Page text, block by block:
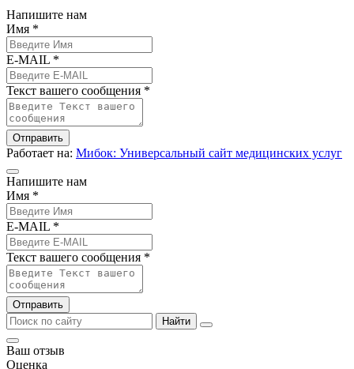
Напишите нам
Имя *
E-MAIL *
Текст вашего сообщения *
Отправить
Работает на: Мибок: Универсальный сайт медицинских услуг
Напишите нам
Имя *
E-MAIL *
Текст вашего сообщения *
Отправить
Найти
Ваш отзыв
Оценка